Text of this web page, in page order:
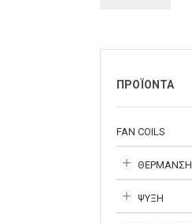
ΠΡΟΪΟΝΤΑ
FAN COILS
ΘΕΡΜΑΝΣΗ
ΨΥΞΗ